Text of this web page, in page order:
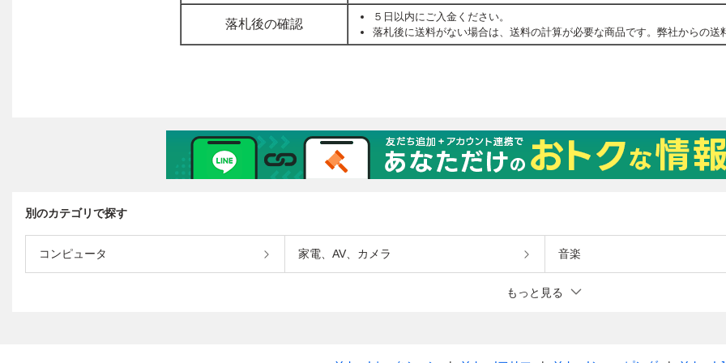
別のカテゴリで探す
コンピュータ 家電、AV、カメラ 音楽
もっと見る